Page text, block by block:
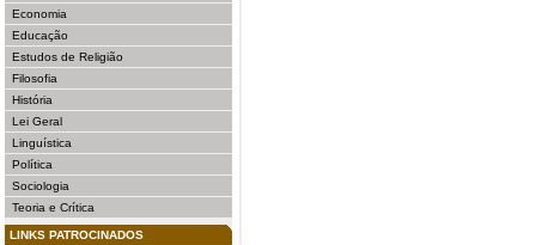
Economia
Educação
Estudos de Religião
Filosofia
História
Lei Geral
Linguística
Política
Sociologia
Teoria e Crítica
LINKS PATROCINADOS